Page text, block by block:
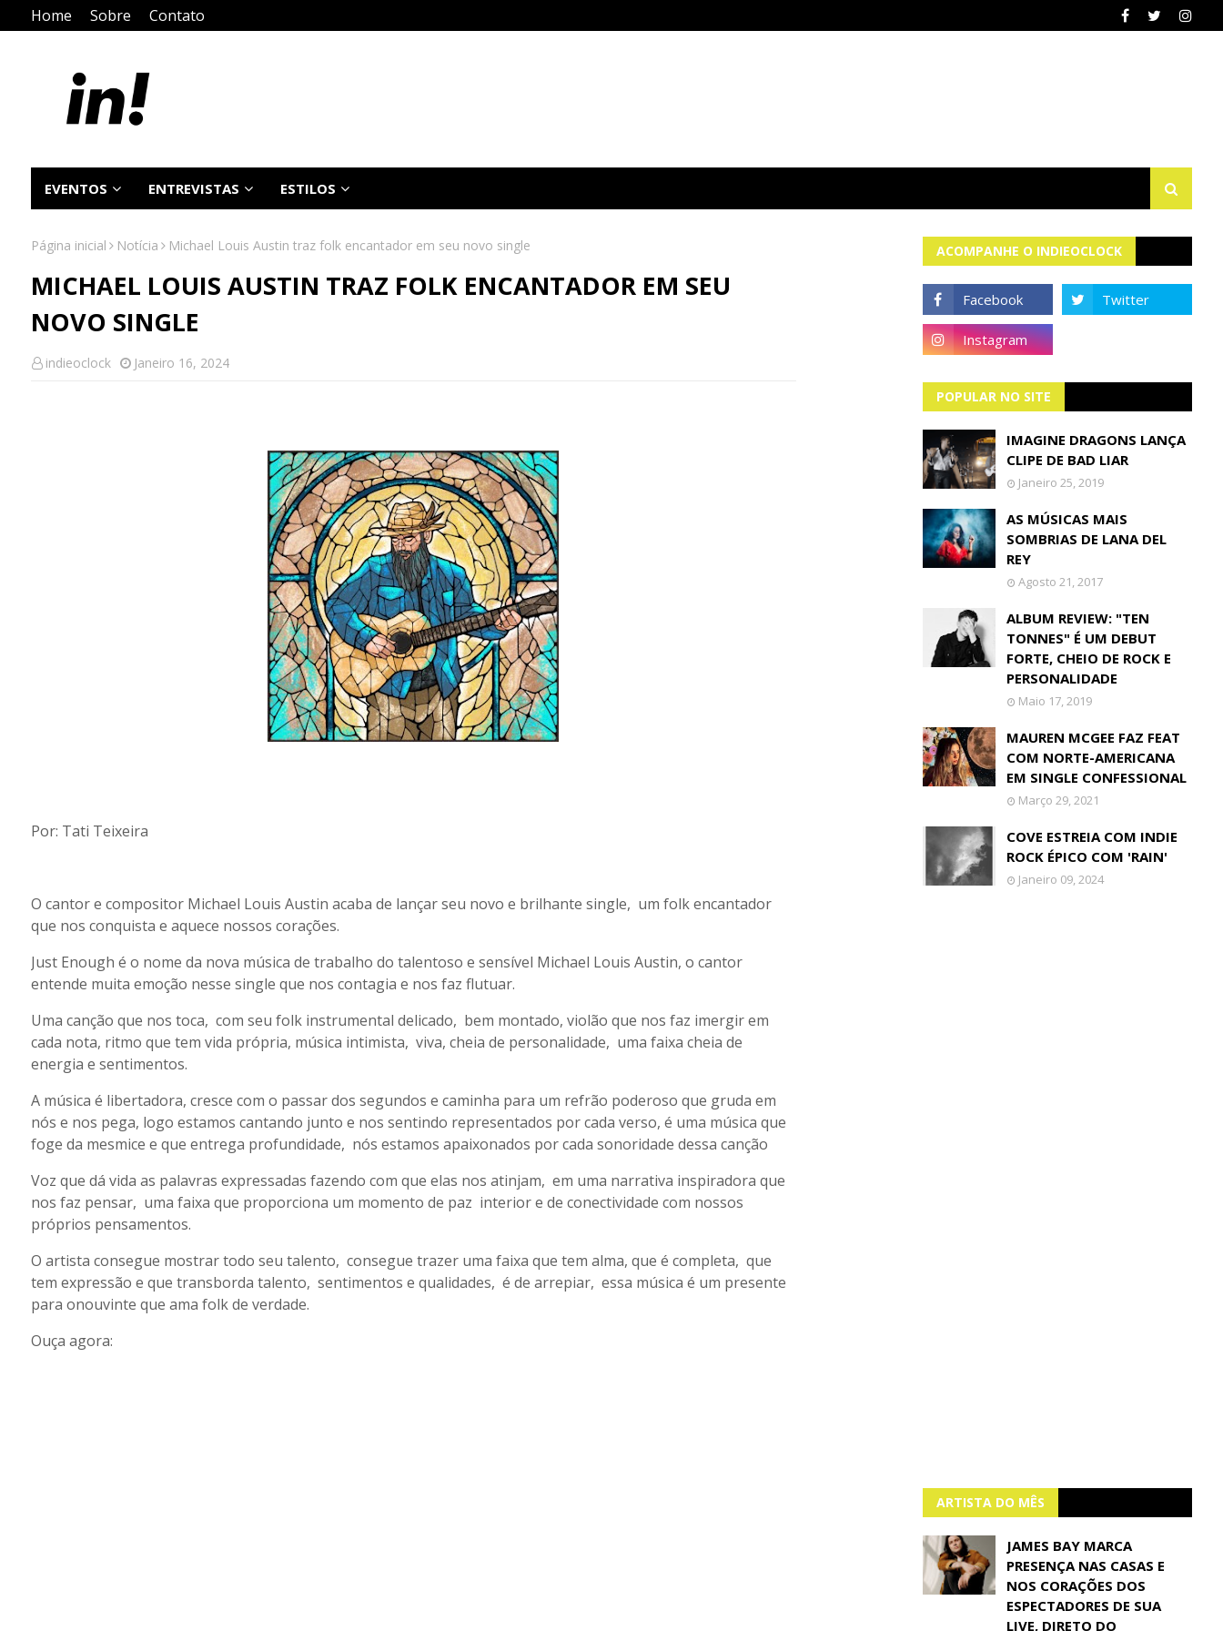
Home Sobre Contato
EVENTOS ENTREVISTAS ESTILOS
Página inicial Notícia Michael Louis Austin traz folk encantador em seu novo single
MICHAEL LOUIS AUSTIN TRAZ FOLK ENCANTADOR EM SEU
NOVO SINGLE
indieoclock Janeiro 16, 2024
Por: Tati Teixeira
O cantor e compositor Michael Louis Austin acaba de lançar seu novo e brilhante single, um folk encantador
que nos conquista e aquece nossos corações.
Just Enough é o nome da nova música de trabalho do talentoso e sensível Michael Louis Austin, o cantor
entende muita emoção nesse single que nos contagia e nos faz flutuar.
Uma canção que nos toca, com seu folk instrumental delicado, bem montado, violão que nos faz imergir em
cada nota, ritmo que tem vida própria, música intimista, viva, cheia de personalidade, uma faixa cheia de
energia e sentimentos.
A música é libertadora, cresce com o passar dos segundos e caminha para um refrão poderoso que gruda em
nós e nos pega, logo estamos cantando junto e nos sentindo representados por cada verso, é uma música que
foge da mesmice e que entrega profundidade, nós estamos apaixonados por cada sonoridade dessa canção
Voz que dá vida as palavras expressadas fazendo com que elas nos atinjam, em uma narrativa inspiradora que
nos faz pensar, uma faixa que proporciona um momento de paz interior e de conectividade com nossos
próprios pensamentos.
O artista consegue mostrar todo seu talento, consegue trazer uma faixa que tem alma, que é completa, que
tem expressão e que transborda talento, sentimentos e qualidades, é de arrepiar, essa música é um presente
para onouvinte que ama folk de verdade.
Ouça agora:
ACOMPANHE O INDIEOCLOCK
POPULAR NO SITE
IMAGINE DRAGONS LANÇA
CLIPE DE BAD LIAR
Janeiro 25, 2019
AS MÚSICAS MAIS
SOMBRIAS DE LANA DEL
REY
Agosto 21, 2017
ALBUM REVIEW: "TEN
TONNES" É UM DEBUT
FORTE, CHEIO DE ROCK E
PERSONALIDADE
Maio 17, 2019
MAUREN MCGEE FAZ FEAT
COM NORTE-AMERICANA
EM SINGLE CONFESSIONAL
Março 29, 2021
COVE ESTREIA COM INDIE
ROCK ÉPICO COM 'RAIN'
Janeiro 09, 2024
ARTISTA DO MÊS
JAMES BAY MARCA
PRESENÇA NAS CASAS E
NOS CORAÇÕES DOS
ESPECTADORES DE SUA
LIVE, DIRETO DO